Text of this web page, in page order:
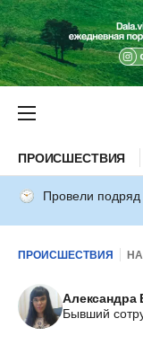
ПРОИСШЕСТВИЯ
Провели
ПРОИСШЕСТВИЯ
Александра
Бывший